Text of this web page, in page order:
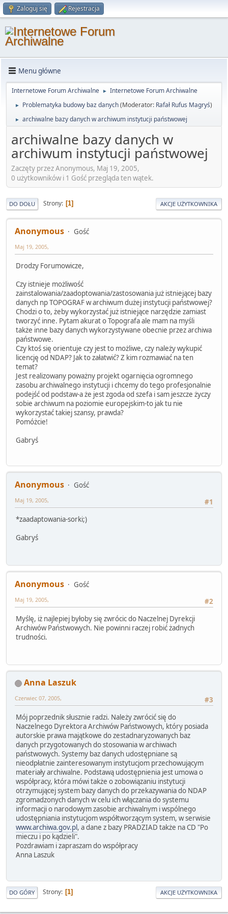
Zaloguj się Rejestracja
Menu główne
Internetowe Forum Archiwalne ► Internetowe Forum Archiwalne
► Problematyka budowy baz danych(Moderator: Rafał Rufus Magryś)
► archiwalne bazy danych w archiwum instytucji państwowej
archiwalne bazy danych w
archiwum instytucji państwowej
Zaczęty przez Anonymous, Maj 19, 2005,
0 użytkowników i 1 Gość przegląda ten wątek.
DO DOŁU Strony 1 AKCJE UŻYTKOWNIKA
Anonymous Gość
Maj 19, 2005,
Drodzy Forumowicze,
Czy istnieje możliwość
zainstalowania/zaadoptowania/zastosowania już istniejącej bazy
danych np TOPOGRAF w archiwum dużej instytucji państwowej?
Chodzi o to, żeby wykorzystać już istniejące narzędzie zamiast
tworzyć inne. Pytam akurat o Topografa ale mam na myśli
także inne bazy danych wykorzystywane obecnie przez archiwa
państwowe.
Czy ktoś się orientuje czy jest to możliwe, czy należy wykupić
licencję od NDAP? Jak to załatwić? Z kim rozmawiać na ten
temat?
Jest realizowany poważny projekt ogarnięcia ogromnego
zasobu archiwalnego instytucji i chcemy do tego profesjonalnie
podejść od podstaw-a że jest zgoda od szefa i sam jeszcze życzy
sobie archiwum na poziomie europejskim-to jak tu nie
wykorzystać takiej szansy, prawda?
Pomóżcie!
Gabryś
Anonymous
Gość
#1
Maj 19, 2005,
*zaadaptowania-sorki;)
Gabryś
Anonymous
Gość
#2
Maj 19, 2005,
Myślę, iż najlepiej byłoby się zwrócic do Naczelnej Dyrekcji
Archiwów Państwowych. Nie powinni raczej robić żadnych
trudności.
Anna Laszuk
#3
Czerwiec 07, 2005,
Mój poprzednik słusznie radzi. Należy zwrócić się do
Naczelnego Dyrektora Archiwów Państwowych, który posiada
autorskie prawa majątkowe do zestadnaryzowanych baz
danych przygotowanych do stosowania w archiwach
państwowych. Systemy baz danych udostępniane są
nieodpłatnie zainteresowanym instytucjom przechowującym
materiały archiwalne. Podstawą udostępnienia jest umowa o
współpracy, która mówi także o zobowiązaniu instytucji
otrzymującej system bazy danych do przekazywania do NDAP
zgromadzonych danych w celu ich włączania do systemu
informacji o narodowym zasobie archiwalnym i wspólnego
udostępniania instytucjom współtworzącym system, w serwisie
www.archiwa.gov.pl , a dane z bazy PRADZIAD także na CD "Po
mieczu i po kądzieli".
Pozdrawiam i zapraszam do współpracy
Anna Laszuk
DO GÓRY Strony 1 AKCJE UŻYTKOWNIKA